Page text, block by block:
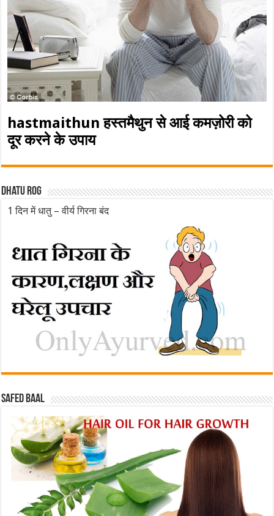
hastmaithun हस्तमैथुन से आई कमज़ोरी को
दूर करने के उपाय
Dhatu rog
1 दिन में धातु – वीर्य गिरना बंद
Safed baal